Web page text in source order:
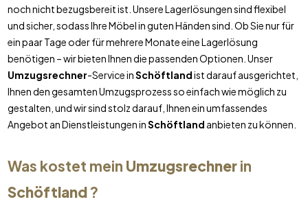
noch nicht bezugsbereit ist. Unsere Lagerlösungen sind flexibel
und sicher, sodass Ihre Möbel in guten Händen sind. Ob Sie nur für
ein paar Tage oder für mehrere Monate eine Lagerlösung
benötigen – wir bieten Ihnen die passenden Optionen. Unser
Umzugsrechner-Service inSchöftlandist darauf ausgerichtet,
Ihnen den gesamten Umzugsprozess so einfach wie möglich zu
gestalten, und wir sind stolz darauf, Ihnen ein umfassendes
Angebot an Dienstleistungen inSchöftland anbieten zu können.
Was kostet mein Umzugsrechnerin
Schöftland?